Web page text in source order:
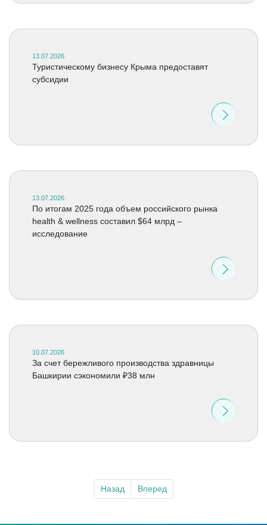
13.07.2026
Туристическому бизнесу Крыма предоставят
субсидии
13.07.2026
По итогам 2025 года объем российского рынка
health & wellness составил $64 млрд –
исследование
10.07.2026
За счет бережливого производства здравницы
Башкирии сэкономили ₽38 млн
Назад Вперед